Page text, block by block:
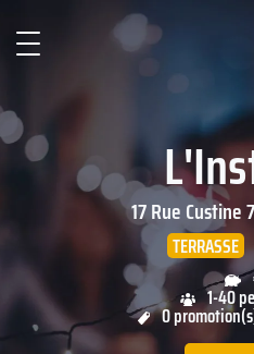
17 Rue Custine
TERRASSE
1-40
0